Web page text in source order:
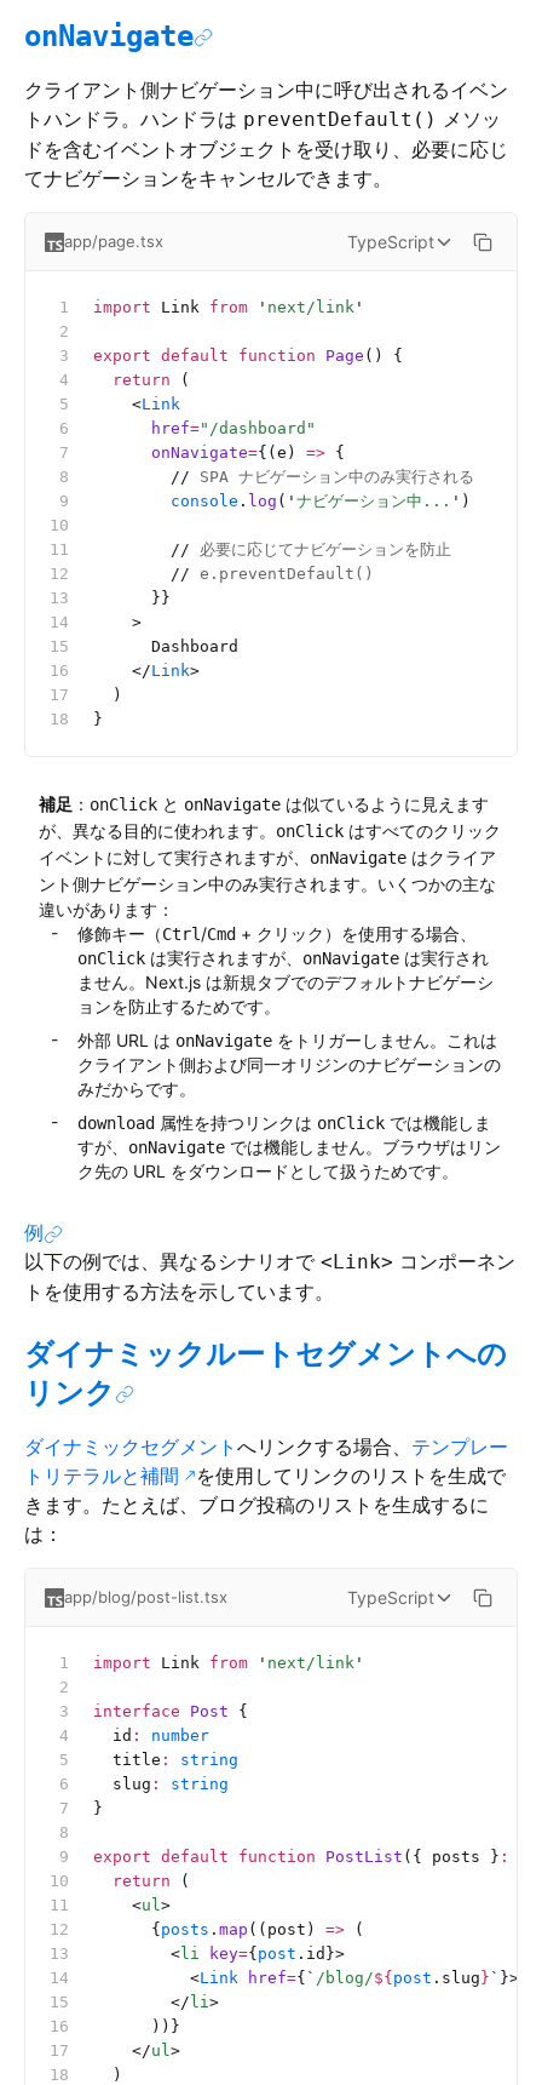
onNavigate
クライアント側ナビゲーション中に呼び出されるイベン
トハンドラ。ハンドラは preventDefault() メソッ
ドを含むイベントオブジェクトを受け取り、必要に応じ
てナビゲーションをキャンセルできます。
app/page.tsx TypeScript
import Link from ' next/link '
export default function Page () {
  return
(
    <
Link
      href
="/dashboard"
      onNavigate
={(e) => {
        //
SPA ナビゲーション中のみ実行される
        console
. log ( ' ナビゲーション中... ' )
        //
必要に応じてナビゲーションを防止
        //
e.preventDefault()
      }}
    >
      Dashboard
    </
Link>
  )
}
補足 ： onClick と onNavigate は似ているように見えます
が、異なる目的に使われます。 onClick はすべてのクリック
イベントに対して実行されますが、 onNavigate はクライア
ント側ナビゲーション中のみ実行されます。いくつかの主な
違いがあります：
修飾キー（Ctrl /Cmd + クリック）を使用する場合、
onClick は実行されますが、 onNavigate は実行され
ません。Next.js は新規タブでのデフォルトナビゲーシ
ョンを防止するためです。
外部 URL は onNavigate をトリガーしません。これは
クライアント側および同一オリジンのナビゲーションの
みだからです。
download 属性を持つリンクは onClick では機能しま
すが、 onNavigate では機能しません。ブラウザはリン
ク先の URL をダウンロードとして扱うためです。
例
以下の例では、異なるシナリオで <Link> コンポーネン
トを使用する方法を示しています。
ダイナミックルートセグメントへの
リンク
ダイナミックセグメント へリンクする場合、 テンプレー
トリテラルと補間
を使用してリンクのリストを生成で
きます。たとえば、ブログ投稿のリストを生成するに
は：
app/blog/post-list.tsx TypeScript
import Link from ' next/link '
interface Post {
  id
:
number
  title
:
string
  slug
:
string
}
export default function PostList ({ posts } :
  return
(
    <
ul>
      {
posts . map ((post) => (
        <
li key={ post .id}>
          <
Link href={ ` /blog/${ post .slug } ` }>{
        </
li>
      ))}
    </
ul>
  )